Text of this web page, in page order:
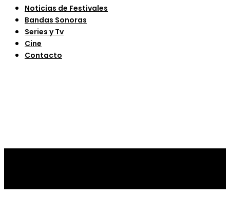
Noticias de Festivales
Bandas Sonoras
Series y Tv
Cine
Contacto